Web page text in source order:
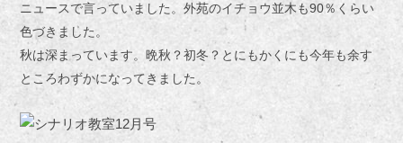
ニュースで言っていました。外苑のイチョウ並木も90％くらい
色づきました。
秋は深まっています。晩秋？初冬？とにもかくにも今年も余す
ところわずかになってきました。